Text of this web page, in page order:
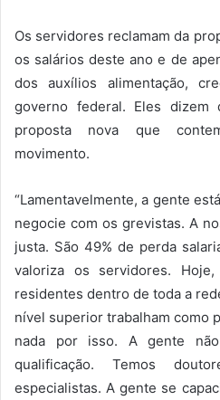
Os servidores reclamam da
os salários deste ano e de
dos auxílios alimentação,
governo federal. Eles dizem
proposta nova que
movimento.
“Lamentavelmente, a gente
negocie com os grevistas. A
justa. São 49% de perda
valoriza os servidores.
residentes dentro de toda a
nível superior trabalham como
nada por isso. A gente
qualificação. Temos
especialistas. A gente se